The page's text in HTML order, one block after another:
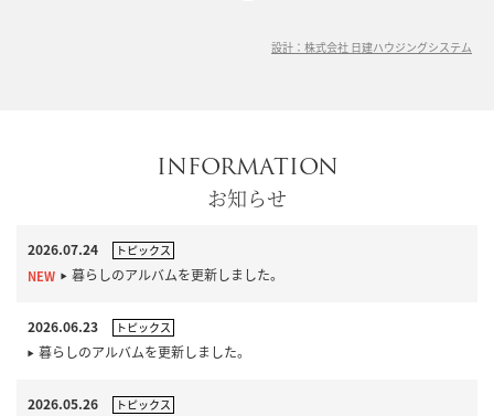
設計：株式会社 日建ハウジングシステム
INFORMATION
お知らせ
2026.07.24 トピックス
暮らしのアルバムを更新しました。
2026.06.23 トピックス
暮らしのアルバムを更新しました。
2026.05.26 トピックス